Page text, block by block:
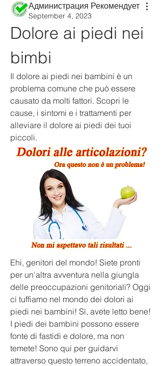
Администрация Рекомендует
September 4, 2023
Dolore ai piedi nei
bimbi
Il dolore ai piedi nei bambini è un
problema comune che può essere
causato da molti fattori. Scopri le
cause, i sintomi e i trattamenti per
alleviare il dolore ai piedi dei tuoi
piccoli.
Ehi, genitori del mondo! Siete pronti
per un'altra avventura nella giungla
delle preoccupazioni genitoriali? Oggi
ci tuffiamo nel mondo dei dolori ai
piedi nei bambini! Sì, avete letto bene!
I piedi dei bambini possono essere
fonte di fastidi e dolore, ma non
temete! Sono qui per guidarvi
attraverso questo terreno accidentato,